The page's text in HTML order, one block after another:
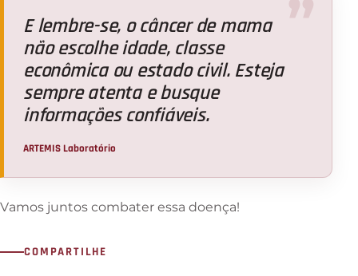
E lembre-se, o câncer de mama
não escolhe idade, classe
econômica ou estado civil. Esteja
sempre atenta e busque
informações confiáveis.
ARTEMIS Laboratório
Vamos juntos combater essa doença!
COMPARTILHE